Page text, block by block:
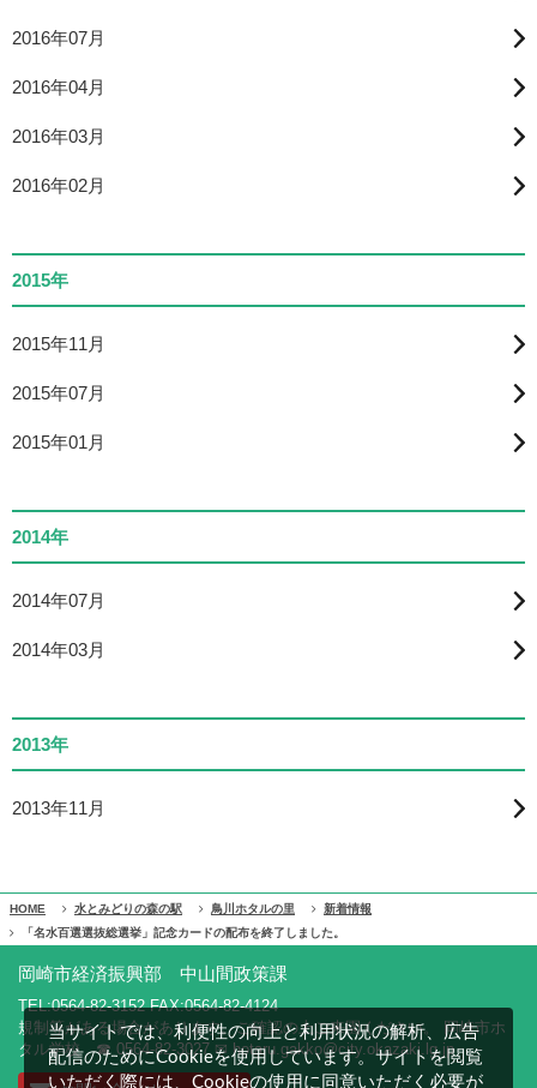
2016年07月
2016年04月
2016年03月
2016年02月
2015年
2015年11月
2015年07月
2015年01月
2014年
2014年07月
2014年03月
2013年
2013年11月
HOME 水とみどりの森の駅 鳥川ホタルの里
新着情報
「名水百選選抜総選挙」記念カードの配布を終了しました。
岡崎市経済振興部 中山間政策課
TEL:0564-82-3152 FAX:0564-82-4124
規制等がある場合があります。ご確認の上ご来園ください。 岡崎市ホ
タル学校 ☎ 0564-82-3027 ✉ hotaru.gakko@city.okazaki.lg.jp
当サイトでは、利便性の向上と利用状況の解析、広告
配信のためにCookieを使用しています。サイトを閲覧
いただく際には、Cookieの使用に同意いただく必要が